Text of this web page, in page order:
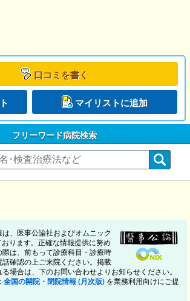
口コミを書く
マイリストに追加
フリーワード病院検索
、医事公論社およびオムニック
ります。正確な情報提供に努め
は、前もって診療科目・診療時
確認の上ご来院ください。掲載
場合は、下のお問い合わせよりお知らせください。
全国の開院・閉院情報 (月次版) を業務利用向けにご提